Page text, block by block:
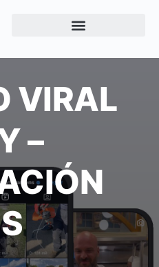
VIRAL
–